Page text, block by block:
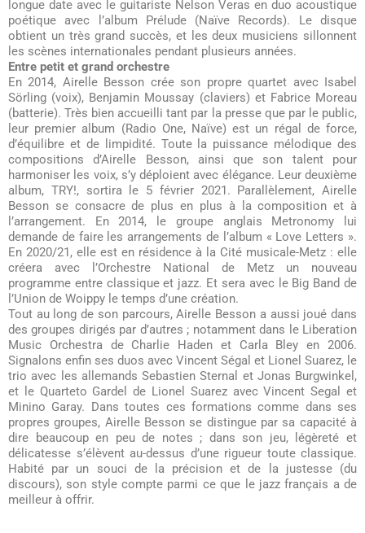
longue date avec le guitariste Nelson Veras en duo acoustique
poétique avec l’album Prélude (Naïve Records). Le disque
obtient un très grand succès, et les deux musiciens sillonnent
les scènes internationales pendant plusieurs années.
Entre petit et grand orchestre
En 2014, Airelle Besson crée son propre quartet avec Isabel
Sörling (voix), Benjamin Moussay (claviers) et Fabrice Moreau
(batterie). Très bien accueilli tant par la presse que par le public,
leur premier album (Radio One, Naïve) est un régal de force,
d’équilibre et de limpidité. Toute la puissance mélodique des
compositions d’Airelle Besson, ainsi que son talent pour
harmoniser les voix, s’y déploient avec élégance. Leur deuxième
album, TRY!, sortira le 5 février 2021. Parallèlement, Airelle
Besson se consacre de plus en plus à la composition et à
l’arrangement. En 2014, le groupe anglais Metronomy lui
demande de faire les arrangements de l’album « Love Letters ».
En 2020/21, elle est en résidence à la Cité musicale-Metz : elle
créera avec l’Orchestre National de Metz un nouveau
programme entre classique et jazz. Et sera avec le Big Band de
l’Union de Woippy le temps d’une création.
Tout au long de son parcours, Airelle Besson a aussi joué dans
des groupes dirigés par d’autres ; notamment dans le Liberation
Music Orchestra de Charlie Haden et Carla Bley en 2006.
Signalons enfin ses duos avec Vincent Ségal et Lionel Suarez, le
trio avec les allemands Sebastien Sternal et Jonas Burgwinkel,
et le Quarteto Gardel de Lionel Suarez avec Vincent Segal et
Minino Garay. Dans toutes ces formations comme dans ses
propres groupes, Airelle Besson se distingue par sa capacité à
dire beaucoup en peu de notes ; dans son jeu, légèreté et
délicatesse s’élèvent au-dessus d’une rigueur toute classique.
Habité par un souci de la précision et de la justesse (du
discours), son style compte parmi ce que le jazz français a de
meilleur à offrir.